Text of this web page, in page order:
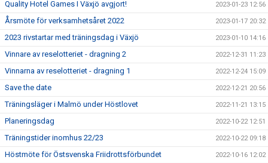
Quality Hotel Games I Växjö avgjort! 2023-01-23 12:56
Årsmöte för verksamhetsåret 2022 2023-01-17 20:32
2023 rivstartar med träningsdag i Växjö 2023-01-10 14:16
Vinnare av reselotteriet - dragning 2 2022-12-31 11:23
Vinnarna av reselotteriet - dragning 1 2022-12-24 15:09
Save the date 2022-12-21 20:56
Träningsläger i Malmö under Höstlovet 2022-11-21 13:15
Planeringsdag 2022-10-22 12:51
Träningstider inomhus 22/23 2022-10-22 09:18
Höstmöte för Östsvenska Friidrottsförbundet 2022-10-16 12:02